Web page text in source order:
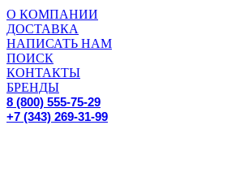
О КОМПАНИИ
ДОСТАВКА
НАПИСАТЬ НАМ
ПОИСК
КОНТАКТЫ
БРЕНДЫ
8 (800) 555-75-29
+7 (343) 269-31-99